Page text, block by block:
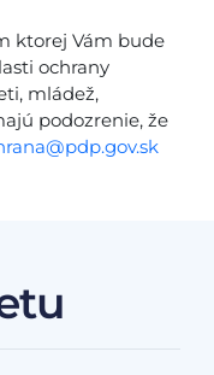
ktorej Vám bude
ochrany
mládež,
podozrenie, že